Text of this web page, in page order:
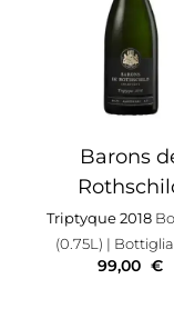
Barons
Triptyque 2018
(0.75L) |
99,00 €